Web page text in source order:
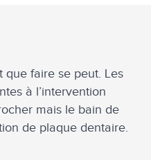
que faire se peut. Les
à l’intervention
mais le bain de
de plaque dentaire.